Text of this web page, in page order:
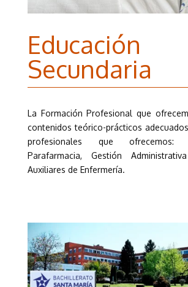
Educación
Secundaria
La Formación Profesional que
contenidos teórico-prácticos
profesionales que ofrecemos:
Parafarmacia, Gestión
Auxiliares de Enfermería.